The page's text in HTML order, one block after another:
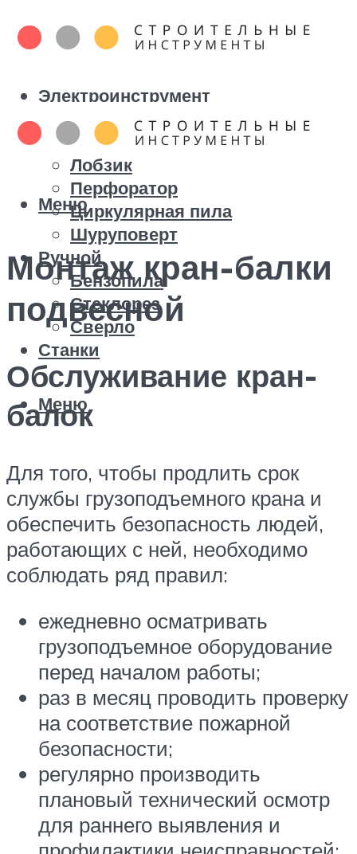
Электроинструмент
Болгарка
Дрель
Лобзик
Перфоратор
Циркулярная пила
Шуруповерт
Ручной
Бензопила
Стеклорез
Сверло
Станки
Меню
Меню
Монтаж кран-балки
подвесной
Обслуживание кран-
балок
Для того, чтобы продлить срок
службы грузоподъемного крана и
обеспечить безопасность людей,
работающих с ней, необходимо
соблюдать ряд правил:
ежедневно осматривать
грузоподъемное оборудование
перед началом работы;
раз в месяц проводить проверку
на соответствие пожарной
безопасности;
регулярно производить
плановый технический осмотр
для раннего выявления и